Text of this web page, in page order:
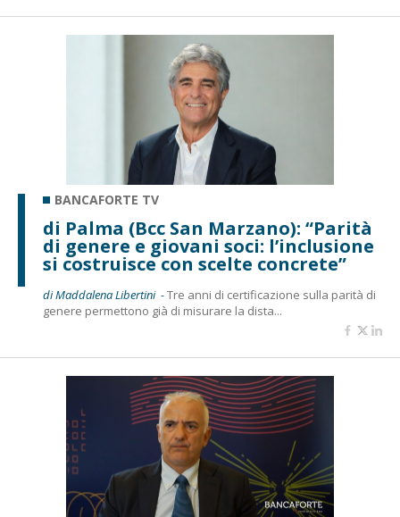
BANCAFORTE TV
di Palma (Bcc San Marzano): “Parità
di genere e giovani soci: l’inclusione
si costruisce con scelte concrete”
di Maddalena Libertini -Tre anni di certificazione sulla parità di
genere permettono già di misurare la dista...